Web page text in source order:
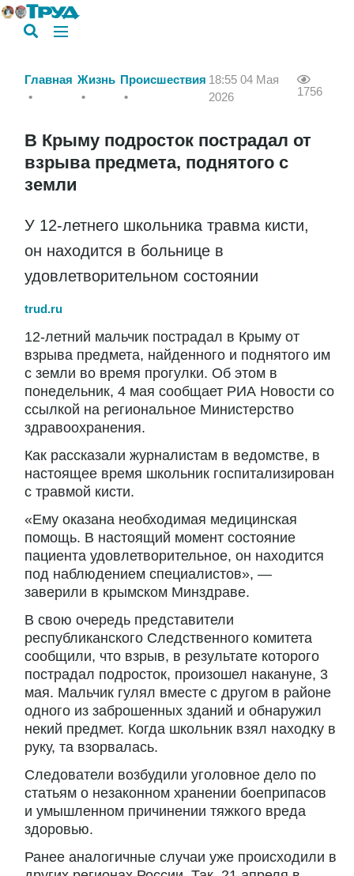
Главная Жизнь Происшествия 18:55 04 Мая
2026
1756
В Крыму подросток пострадал от
взрыва предмета, поднятого с
земли
У 12-летнего школьника травма кисти,
он находится в больнице в
удовлетворительном состоянии
trud.ru
12-летний мальчик пострадал в Крыму от
взрыва предмета, найденного и поднятого им
с земли во время прогулки. Об этом в
понедельник, 4 мая сообщает РИА Новости со
ссылкой на региональное Министерство
здравоохранения.
Как рассказали журналистам в ведомстве, в
настоящее время школьник госпитализирован
с травмой кисти.
«Ему оказана необходимая медицинская
помощь. В настоящий момент состояние
пациента удовлетворительное, он находится
под наблюдением специалистов», —
заверили в крымском Минздраве.
В свою очередь представители
республиканского Следственного комитета
сообщили, что взрыв, в результате которого
пострадал подросток, произошел накануне, 3
мая. Мальчик гулял вместе с другом в районе
одного из заброшенных зданий и обнаружил
некий предмет. Когда школьник взял находку в
руку, та взорвалась.
Следователи возбудили уголовное дело по
статьям о незаконном хранении боеприпасов
и умышленном причинении тяжкого вреда
здоровью.
Ранее аналогичные случаи уже происходили в